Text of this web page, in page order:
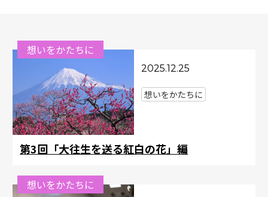
想いをかたちに
2025.12.25
第3回「大往生を送る紅白の花」編
想いをかたちに
想いをかたちに